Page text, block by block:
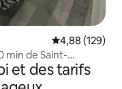
Évaluation
4,88 (129)
min de Saint-
et des tarifs